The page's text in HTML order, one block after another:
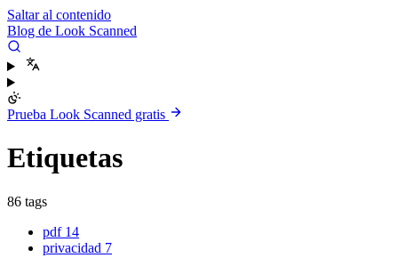
Saltar al contenido
Blog de Look Scanned
Prueba Look Scanned gratis
Etiquetas
86 tags
pdf 14
privacidad 7